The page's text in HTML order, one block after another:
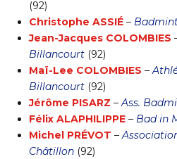
(92)
Christophe ASSIÉ –
Jean-Jacques COLOMBIES
Billancourt (92)
Maï-Lee COLOMBIES –
Billancourt (92)
Jérôme PISARZ –Ass.
Félix ALAPHILIPPE – Bad in
Michel PRÉVOT –
Châtillon (92)